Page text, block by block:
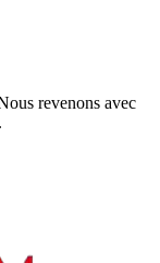
revenons avec